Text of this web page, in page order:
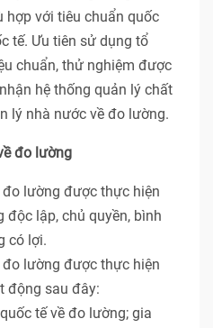
hợp với tiêu chuẩn quốc
tế. Ưu tiên sử dụng tổ
chuẩn, thử nghiệm được
hệ thống quản lý chất
lý nhà nước về đo lường.
đo lường
đo lường được thực hiện
độc lập, chủ quyền, bình
có lợi.
đo lường được thực hiện
động sau đây:
tế về đo lường; gia